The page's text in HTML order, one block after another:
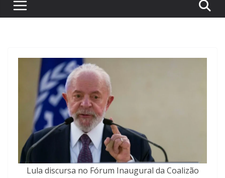
Lula discursa no Fórum Inaugural da Coalizão